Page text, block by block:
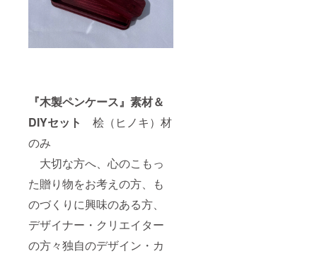
『木製ペンケース』素材＆
DIYセット
桧（ヒノキ）材
のみ
大切な方へ、心のこもっ
た贈り物をお考えの方、も
のづくりに興味のある方、
デザイナー・クリエイター
の方々独自のデザイン・カ